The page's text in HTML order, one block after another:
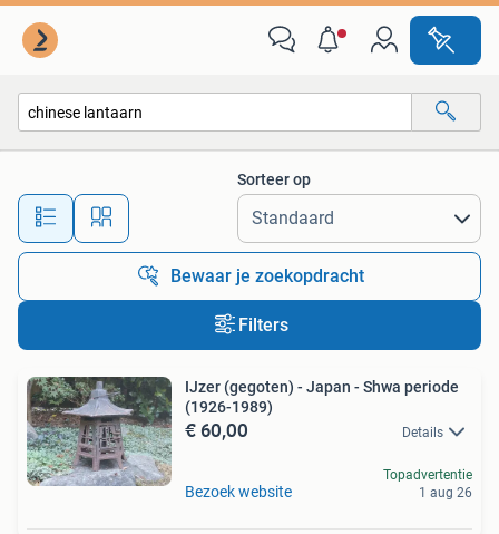
Alle afstanden…
Sorteer op
Bewaar je zoekopdracht
Filters
IJzer (gegoten) - Japan - Shwa periode
(1926-1989)
€ 60,00 Details
Bezoek website
Topadvertentie
1 aug 26